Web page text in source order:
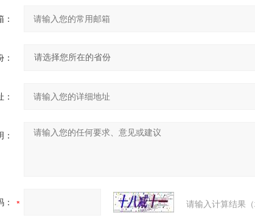
：
请输入计算结果